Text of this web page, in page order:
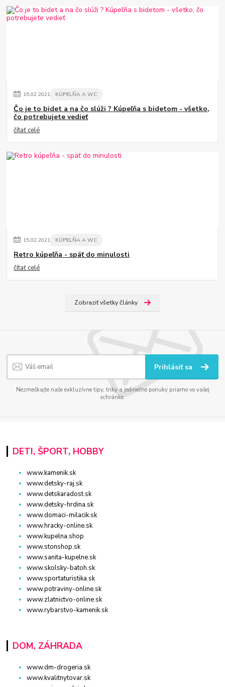
15.02.2021 KÚPELŇA A WC
Čo je to bidet a na čo slúži ? Kúpeľňa s bidetom - všetko,
čo potrebujete vedieť
čítať celé
15.02.2021 KÚPELŇA A WC
Retro kúpeľňa - späť do minulosti
čítať celé
Zobraziť všetky články
Prihlásiť sa
Nezmeškajte naše exkluzívne tipy, triky a jedinečné ponuky priamo vo vašej
schránke.
DETI, ŠPORT, HOBBY
www.kamenik.sk
www.detsky-raj.sk
www.detskaradost.sk
www.detsky-hrdina.sk
www.domaci-milacik.sk
www.hracky-online.sk
www.kupelna.shop
www.stonshop.sk
www.sanita-kupelne.sk
www.skolsky-batoh.sk
www.sportaturistika.sk
www.potraviny-online.sk
www.zlatnictvo-online.sk
www.rybarstvo-kamenik.sk
DOM, ZÁHRADA
www.dm-drogeria.sk
www.kvalitnytovar.sk